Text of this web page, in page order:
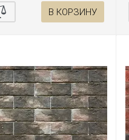
В КОРЗИНУ